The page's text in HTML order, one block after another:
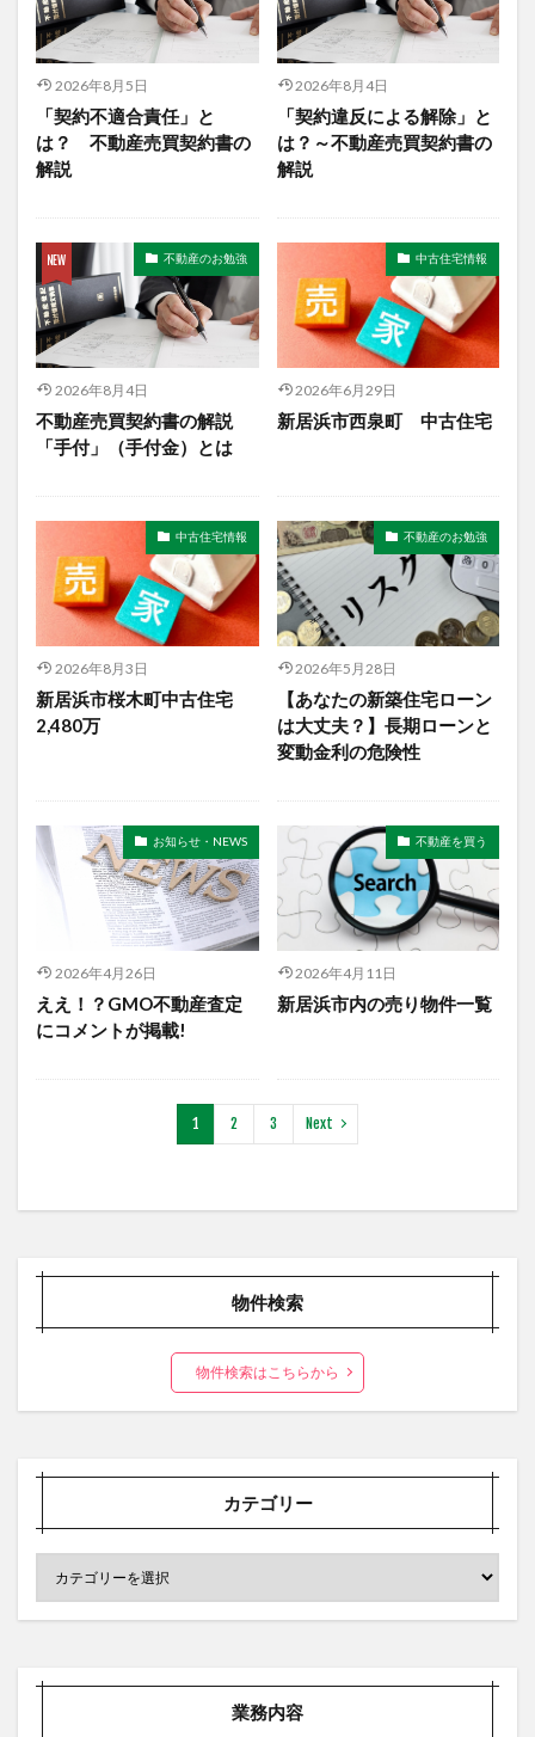
2026年8月5日
「契約不適合責任」と
は？ 不動産売買契約書の
解説
2026年8月4日
「契約違反による解除」と
は？～不動産売買契約書の
解説
不動産のお勉強
2026年8月4日
不動産売買契約書の解説
「手付」（手付金）とは
中古住宅情報
2026年6月29日
新居浜市西泉町 中古住宅
中古住宅情報
2026年8月3日
新居浜市桜木町中古住宅
2,480万
不動産のお勉強
2026年5月28日
【あなたの新築住宅ローン
は大丈夫？】長期ローンと
変動金利の危険性
お知らせ・NEWS
2026年4月26日
ええ！？GMO不動産査定
にコメントが掲載!
不動産を買う
2026年4月11日
新居浜市内の売り物件一覧
1 2 3 Next
物件検索
物件検索はこちらから
カテゴリー
業務内容